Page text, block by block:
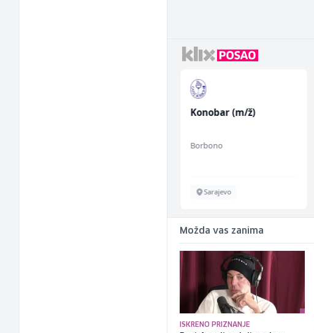
Konobar (m/ž)
Borbono
Sarajevo
Možda vas zanima
ISKRENO PRIZNANJE